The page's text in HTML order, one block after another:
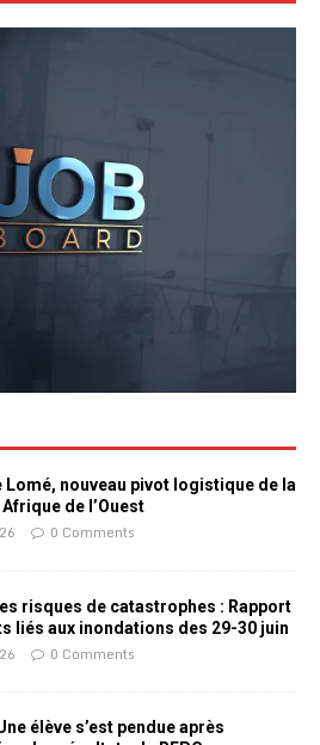
Lomé, nouveau pivot logistique de la
Afrique de l’Ouest
0 Comments
risques de catastrophes : Rapport
liés aux inondations des 29-30 juin
0 Comments
élève s’est pendue après